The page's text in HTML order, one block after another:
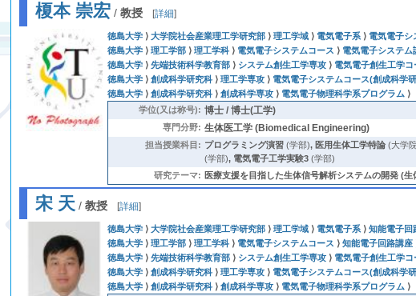
榎本 崇宏 /教授 [詳細]
徳島大学 ⟩大学院社会産業理工学研究部 ⟩理工学域 ⟩ 電気電子系 ⟩ 電気電子シ
徳島大学 ⟩理工学部 ⟩理工学科 ⟩ 電気電子システムコース ⟩ 電気電子システム
徳島大学 ⟩先端技術科学教育部 ⟩ システム創生工学専攻 ⟩ 電気電子創生工学コ
徳島大学 ⟩創成科学研究科 ⟩理工学専攻 ⟩ 電気電子システムコース(創成科学
徳島大学 ⟩創成科学研究科 ⟩創成科学専攻 ⟩ 電気電子物理科学系プログラム ⟩
学位(又は称号): 博士 / 博士(工学)
専門分野: 生体医工学 (Biomedical Engineering)
担当授業科目: プログラミング演習 (学部), 医用生体工学特論 (大学
(学部), 電気電子工学実験3 (学部)
研究テーマ: 医療支援を目指した生体信号解析システムの開発 (
宋 天 /教授 [詳細]
徳島大学 ⟩大学院社会産業理工学研究部 ⟩理工学域 ⟩ 電気電子系 ⟩知能電子回
徳島大学 ⟩理工学部 ⟩理工学科 ⟩ 電気電子システムコース ⟩知能電子回路講座
徳島大学 ⟩先端技術科学教育部 ⟩ システム創生工学専攻 ⟩ 電気電子創生工学コ
徳島大学 ⟩創成科学研究科 ⟩理工学専攻 ⟩ 電気電子システムコース(創成科学
徳島大学 ⟩創成科学研究科 ⟩創成科学専攻 ⟩ 電気電子物理科学系プログラム ⟩